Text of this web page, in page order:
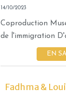
14/10/2023
Coproduction
de l'immigration
EN
Fadhma &